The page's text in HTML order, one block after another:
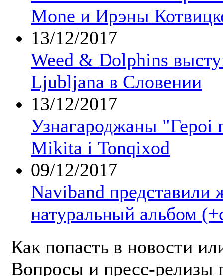
Mone и Ирэны
13/12/2017
Weed & Dolphins
Ljubljana в Словении
13/12/2017
Узнагароджаны "Героі
Mikita і Tonqixod
09/12/2017
Naviband представили
натуральный альбом
Как попасть в новости
Вопросы и пресс-релизы